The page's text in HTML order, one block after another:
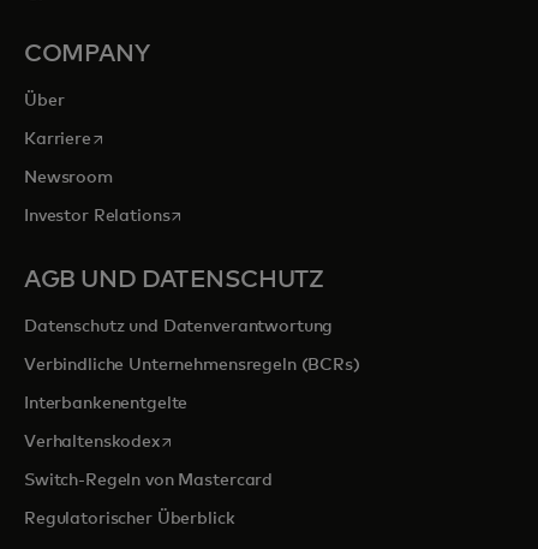
COMPANY
Über
Karrierewird in einer neuen Registerkarte geöffnet
Newsroom
Investor Relationswird in einer neuen Registerkarte geöffnet
AGB UND DATENSCHUTZ
Datenschutz und Datenverantwortung
Verbindliche Unternehmensregeln (BCRs)
Interbankenentgelte
Verhaltenskodexwird in einer neuen Registerkarte geöffnet
Switch-Regeln von Mastercard
Regulatorischer Überblick